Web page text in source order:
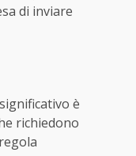
di inviare
è
richiedono